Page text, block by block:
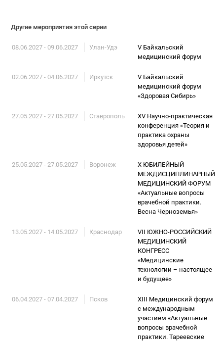
Другие мероприятия этой серии
08.06.2027 - 09.06.2027 Улан-Удэ
V Байкальский
медицинский форум
02.06.2027 - 04.06.2027 Иркутск
V Байкальский
медицинский форум
«Здоровая Сибирь»
27.05.2027 - 27.05.2027 Ставрополь
XV Научно-практическая
конференция «Теория и
практика охраны
здоровья детей»
25.05.2027 - 27.05.2027 Воронеж
X ЮБИЛЕЙНЫЙ
МЕЖДИСЦИПЛИНАРНЫЙ
МЕДИЦИНСКИЙ ФОРУМ
«Актуальные вопросы
врачебной практики.
Весна Черноземья»
13.05.2027 - 14.05.2027 Краснодар
VII ЮЖНО-РОССИЙСКИЙ
МЕДИЦИНСКИЙ
КОНГРЕСС
«Медицинские
технологии – настоящее
и будущее»
06.04.2027 - 07.04.2027 Псков
XIII Медицинский форум
с международным
участием «Актуальные
вопросы врачебной
практики. Тареевские